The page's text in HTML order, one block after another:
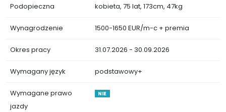
Podopieczna kobieta, 75 lat, 173cm, 47kg
Wynagrodzenie 1500-1650 EUR/m-c + premia
Okres pracy 31.07.2026 - 30.09.2026
Wymagany język podstawowy+
Wymagane prawo
jazdy
NIE